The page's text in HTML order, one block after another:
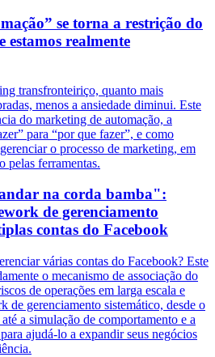
se torna a restrição do
realmente
transfronteiriço, quanto mais
menos a ansiedade diminui. Este
do marketing de automação, a
para “por que fazer”, e como
o processo de marketing, em
pelas ferramentas.
na corda bamba":
de gerenciamento
contas do Facebook
várias contas do Facebook? Este
o mecanismo de associação do
de operações em larga escala e
de gerenciamento sistemático, desde o
a simulação de comportamento e a
ajudá-lo a expandir seus negócios